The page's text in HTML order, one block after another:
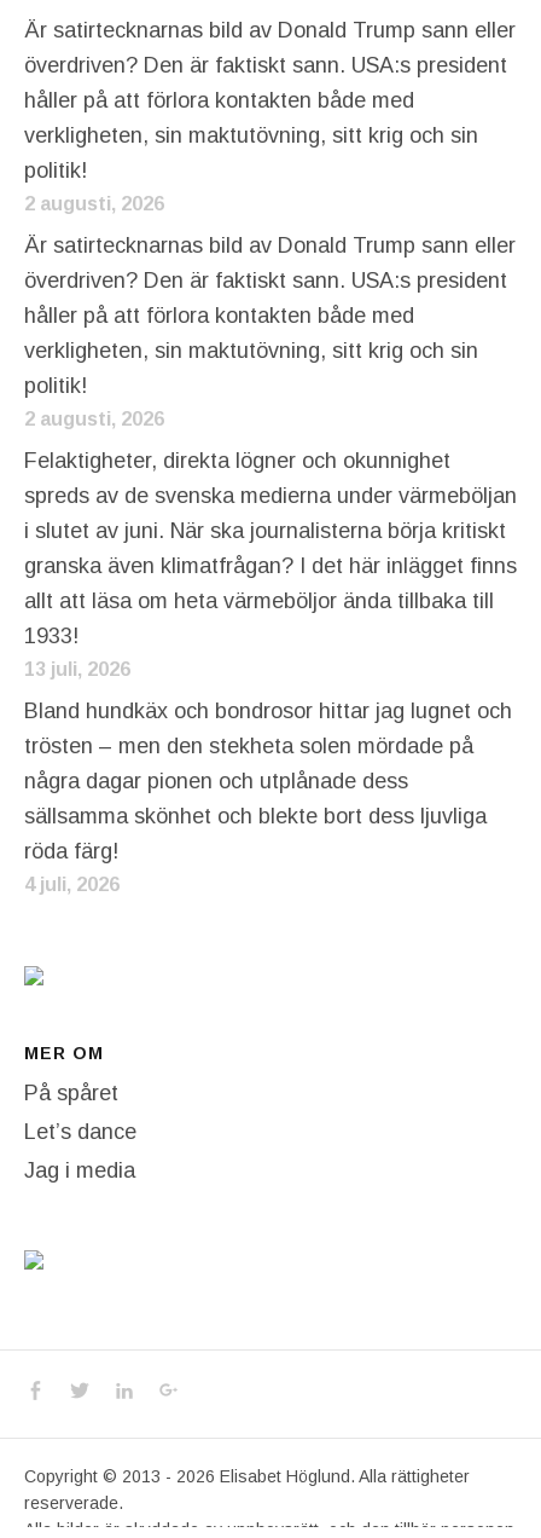
Är satirtecknarnas bild av Donald Trump sann eller
överdriven? Den är faktiskt sann. USA:s president
håller på att förlora kontakten både med
verkligheten, sin maktutövning, sitt krig och sin
politik!
2 augusti, 2026
Är satirtecknarnas bild av Donald Trump sann eller
överdriven? Den är faktiskt sann. USA:s president
håller på att förlora kontakten både med
verkligheten, sin maktutövning, sitt krig och sin
politik!
2 augusti, 2026
Felaktigheter, direkta lögner och okunnighet
spreds av de svenska medierna under värmeböljan
i slutet av juni. När ska journalisterna börja kritiskt
granska även klimatfrågan? I det här inlägget finns
allt att läsa om heta värmeböljor ända tillbaka till
1933!
13 juli, 2026
Bland hundkäx och bondrosor hittar jag lugnet och
trösten – men den stekheta solen mördade på
några dagar pionen och utplånade dess
sällsamma skönhet och blekte bort dess ljuvliga
röda färg!
4 juli, 2026
MER OM
På spåret
Let’s dance
Jag i media
Social Media Profiles
Facebook
TwitterLinkedIn
Copyright © 2013 - 2026 Elisabet Höglund. Alla rättigheter
reserverade.
Alla bilder är skyddade av upphovsrätt, och den tillhör personen